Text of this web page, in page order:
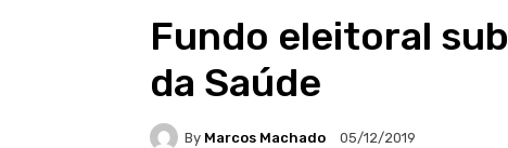
Fundo eleitoral
da Saúde
By Marcos Machado 05/12/2019